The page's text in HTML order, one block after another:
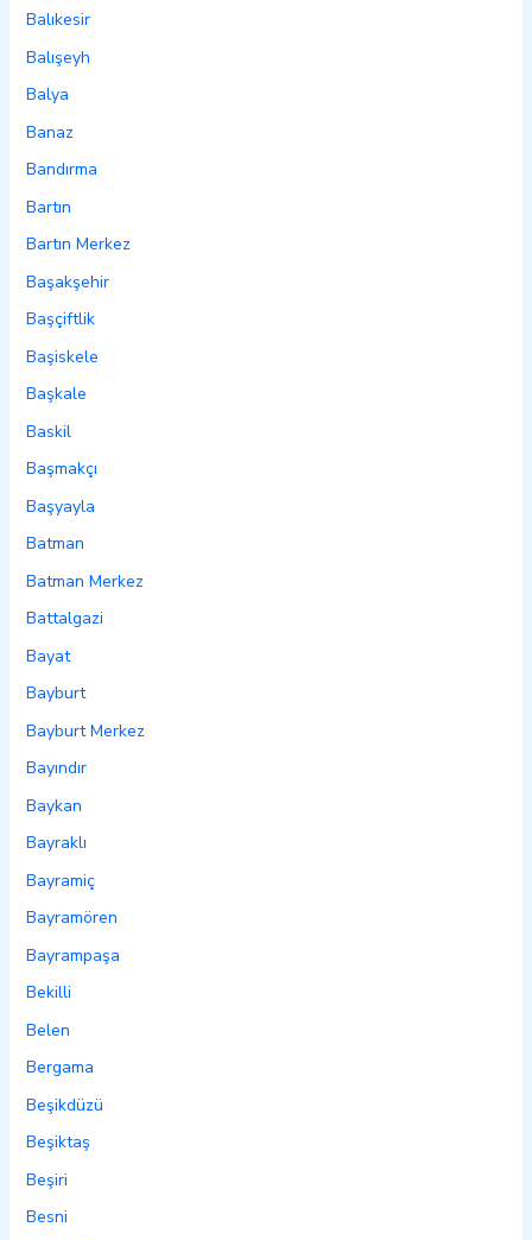
Balıkesir
Balışeyh
Balya
Banaz
Bandırma
Bartın
Bartın Merkez
Başakşehir
Başçiftlik
Başiskele
Başkale
Baskil
Başmakçı
Başyayla
Batman
Batman Merkez
Battalgazi
Bayat
Bayburt
Bayburt Merkez
Bayındır
Baykan
Bayraklı
Bayramiç
Bayramören
Bayrampaşa
Bekilli
Belen
Bergama
Beşikdüzü
Beşiktaş
Beşiri
Besni